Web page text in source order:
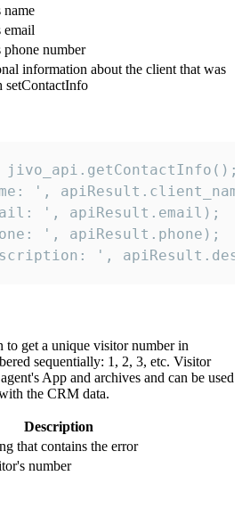
name
email
phone number
information about the client that was
setContactInfo
',
', apiResult.email);
', apiResult.phone);
',
to get a unique visitor number in
sequentially: 1, 2, 3, etc. Visitor
App and archives and can be used
the CRM data.
Description
that contains the error
number